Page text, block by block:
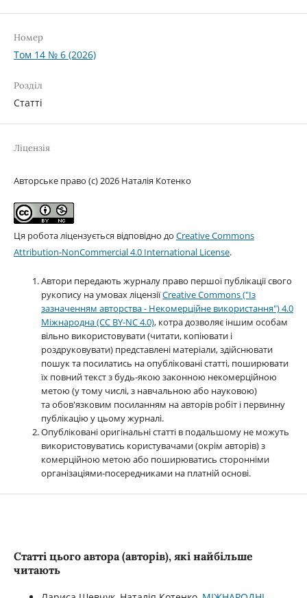
Номер
Том 14 № 6 (2026)
Розділ
Статті
Ліцензія
Авторське право (c) 2026 Наталія Котенко
Ця робота ліцензується відповідно до Creative Commons
Attribution-NonCommercial 4.0 International License.
Автори передають журналу право першої публікації свого
рукопису на умовах ліцензіїCreative Commons ("Із
зазначенням авторства - Некомерційне використання") 4.0
Міжнародна (CC BY-NC 4.0), котра дозволяє іншим особам
вільно використовувати (читати, копіювати і
роздруковувати) представлені матеріали, здійснювати
пошук та посилатись на опубліковані статті, поширювати
їх повний текст з будь-якою законною некомерційною
метою (у тому числі, з навчальною або науковою)
та обов'язковим посиланням на авторів робіт і первинну
публікацію у цьому журналі.
Опубліковані оригінальні статті в подальшому не можуть
використовуватись користувачами (окрім авторів) з
комерційною метою або поширюватись сторонніми
організаціями-посередниками на платній основі.
Статті цього автора (авторів), які найбільше
читають